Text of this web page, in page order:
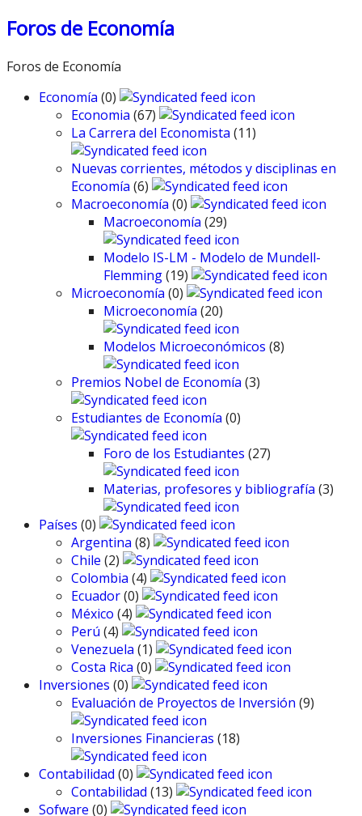
Foros de Economía
Foros de Economía
Economía (0)
Economia (67)
La Carrera del Economista (11)
Nuevas corrientes, métodos y disciplinas en
Economía (6)
Macroeconomía (0)
Macroeconomía (29)
Modelo IS-LM - Modelo de Mundell-
Flemming(19)
Microeconomía (0)
Microeconomía (20)
Modelos Microeconómicos (8)
Premios Nobel de Economía (3)
Estudiantes de Economía (0)
Foro de los Estudiantes (27)
Materias, profesores y bibliografía (3)
Países (0)
Argentina (8)
Chile (2)
Colombia (4)
Ecuador(0)
México (4)
Perú (4)
Venezuela (1)
Costa Rica (0)
Inversiones (0)
Evaluación de Proyectos de Inversión (9)
Inversiones Financieras (18)
Contabilidad (0)
Contabilidad (13)
Sofware (0)